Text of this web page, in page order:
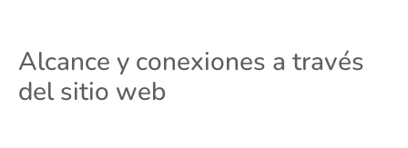
Alcance y conexiones a través
del sitio web